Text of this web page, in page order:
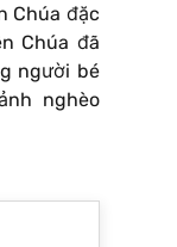
Chúa đặc
Chúa đã
người bé
nghèo